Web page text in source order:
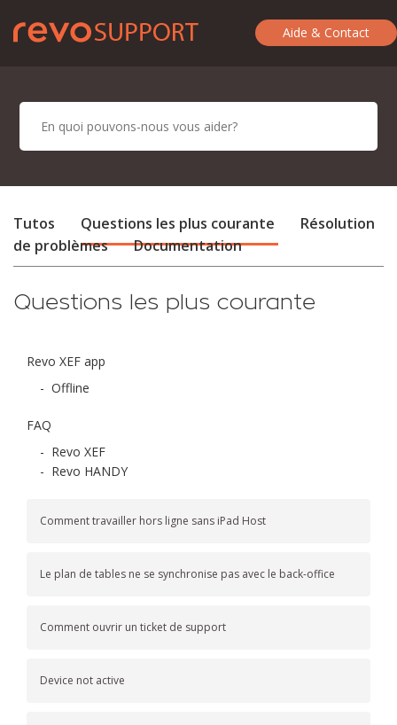
Aide & Contact
Tutos Questions les plus courante
Résolution
de problèmes
Documentation
Questions les plus courante
Revo XEF app
- Offline
FAQ
- Revo XEF
- Revo HANDY
Comment travailler hors ligne sans iPad Host
Le plan de tables ne se synchronise pas avec le back-office
Comment ouvrir un ticket de support
Device not active